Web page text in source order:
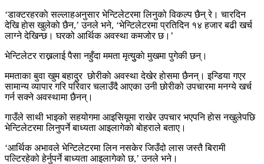
‘डाक्टरहरकाे सल्लाहअनुसार भेन्टिलेटरमा लिनुको विकल्प छैन् रे। चारदिन
देखि हाेस खुलेकाे छैन,’ उनले भने, ‘भेन्टिलेटरमा प्रतिदिन १४ हजार बढी खर्च
लाग्ने देखिन्छ। घरको आर्थिक अवस्था कमजोर छ।’
भेन्टिलेटर राख्नलाई पैसा नहुँदा ममता मृत्युुकाे मुखमा पुगेकी छन्।
ममताका बुवा खुम बहादुर छोरीकाे अवस्था देखेर हाेसमा छैनन्। इन्डिया गएर
सामान्य व्यापार गरि परिवार चलाउँदै आएका उनी छोरीको उपचारमा मनग्ये खर्च
गर्न सक्ने अवस्थामा छैनन्।
गाउँले साथी भाइको सहयोगमा आइसियूमा राखेर उपचार भएपनि हाेस नखुलेपछि
भेन्टिलेटरमा लिनुपर्ने बाध्यता आइलागेकाे बाेहराले बताए।
‘आर्थिक अभावले भेन्टिलेटरमा लिन नसकेर जिउँदो लास जस्तै बिरामी
पल्टिरहेको हेर्नुपर्ने बाध्यता आइलागेको छ,’ उनले भने।